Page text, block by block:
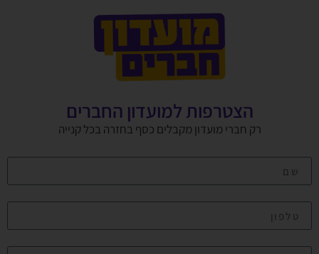
הצטרפות למועדון החברים
רק חברי מועדון מקבלים כסף בחזרה בכל קנייה